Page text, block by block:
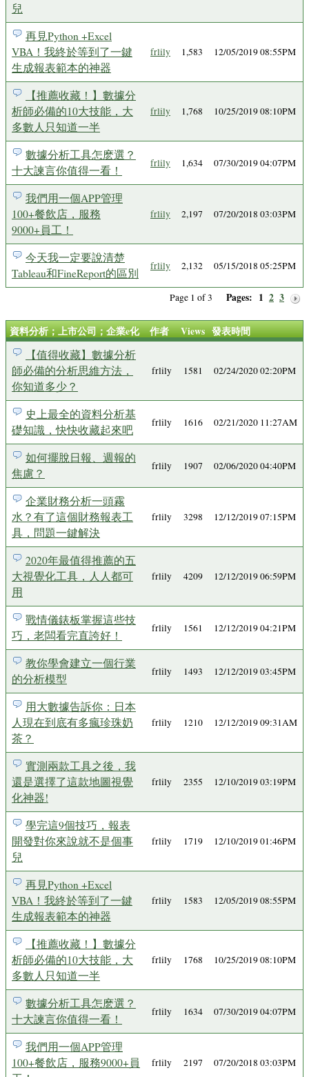
兒
再見Python +Excel
VBA！我終於等到了一鍵
生成報表範本的神器
frlily 1,583 12/05/2019 08:55PM
【推薦收藏！】數據分
析師必備的10大技能，大
多數人只知道一半
frlily 1,768 10/25/2019 08:10PM
數據分析工具怎麽選？
十大諫言你值得一看！
frlily 1,634 07/30/2019 04:07PM
我們用一個APP管理
100+餐飲店，服務
9000+員工！
frlily 2,197 07/20/2018 03:03PM
今天我一定要說清楚
Tableau和FineReport的區別
frlily 2,132 05/15/2018 05:25PM
Page 1 of 3 Pages: 1 2 3
資料分析；上市公司；企業e化 作者 Views 發表時間
【值得收藏】數據分析
師必備的分析思維方法，
你知道多少？
frlily 1581 02/24/2020 02:20PM
史上最全的資料分析基
礎知識，快快收藏起來吧
frlily 1616 02/21/2020 11:27AM
如何擺脫日報、週報的
焦慮？
frlily 1907 02/06/2020 04:40PM
企業財務分析一頭霧
水？有了這個財務報表工
具，問題一鍵解決
frlily 3298 12/12/2019 07:15PM
2020年最值得推薦的五
大視覺化工具，人人都可
用
frlily 4209 12/12/2019 06:59PM
戰情儀錶板掌握這些技
巧，老闆看完直誇好！
frlily 1561 12/12/2019 04:21PM
教你學會建立一個行業
的分析模型
frlily 1493 12/12/2019 03:45PM
用大數據告訴你：日本
人現在到底有多瘋珍珠奶
茶？
frlily 1210 12/12/2019 09:31AM
實測兩款工具之後，我
還是選擇了這款地圖視覺
化神器!
frlily 2355 12/10/2019 03:19PM
學完這9個技巧，報表
開發對你來說就不是個事
兒
frlily 1719 12/10/2019 01:46PM
再見Python +Excel
VBA！我終於等到了一鍵
生成報表範本的神器
frlily 1583 12/05/2019 08:55PM
【推薦收藏！】數據分
析師必備的10大技能，大
多數人只知道一半
frlily 1768 10/25/2019 08:10PM
數據分析工具怎麽選？
十大諫言你值得一看！
frlily 1634 07/30/2019 04:07PM
我們用一個APP管理
100+餐飲店，服務9000+員
frlily 2197 07/20/2018 03:03PM